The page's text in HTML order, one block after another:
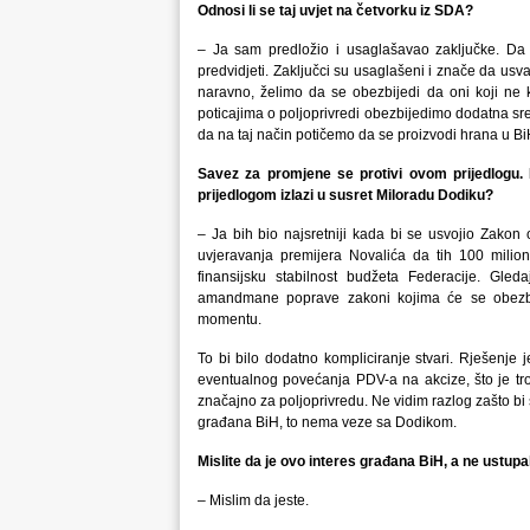
Odnosi li se taj uvjet na četvorku iz SDA?
– Ja sam predložio i usaglašavao zaključke.
predvidjeti. Zaključci su usaglašeni i znače da
naravno, želimo da se obezbijedi da oni koji ne
poticajima o poljoprivredi obezbijedimo dodatna
da na taj način potičemo da se proizvodi hrana u
Savez za promjene se protivi ovom
prijedlogom izlazi u susret Miloradu Dodiku?
– Ja bih bio najsretniji kada bi se usvojio Zakon
uvjeravanja premijera Novalića da tih 100
finansijsku stabilnost budžeta Federacije.
amandmane poprave zakoni kojima će se
momentu.
To bi bilo dodatno kompliciranje stvari.
eventualnog povećanja PDV-a na akcize, što je
značajno za poljoprivredu. Ne vidim razlog zašto
građana BiH, to nema veze sa Dodikom.
Mislite da je ovo interes građana BiH, a ne
– Mislim da jeste.